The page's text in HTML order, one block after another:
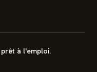
à l'emploi.